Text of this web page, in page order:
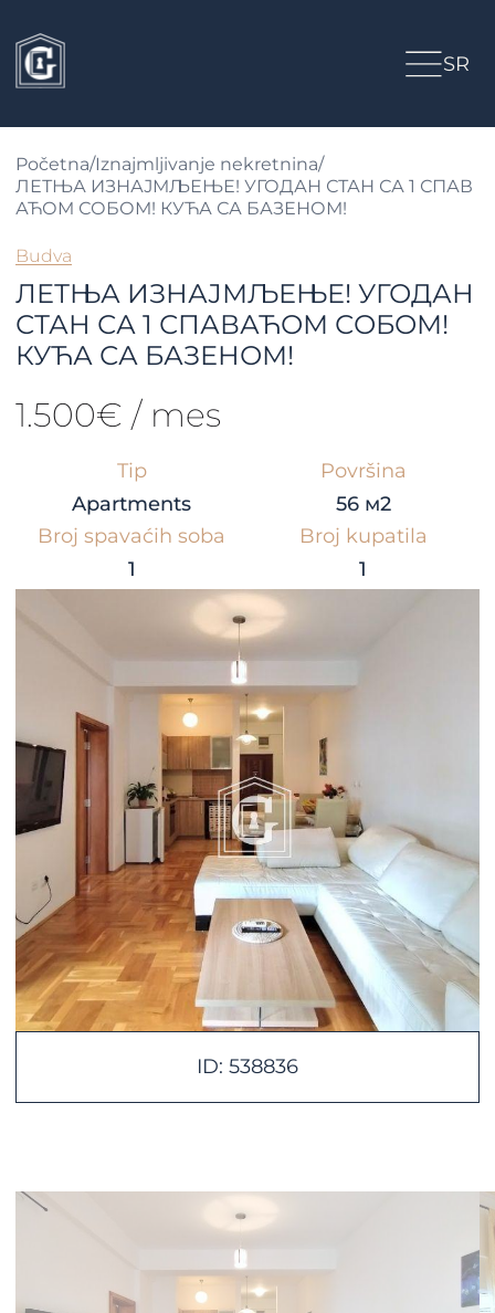
SR
Početna/Iznajmljivanje nekretnina/
ЛЕТЊА ИЗНАЈМЉЕЊЕ! УГОДАН СТАН СА 1 СПАВ
АЋОМ СОБОМ! КУЋА СА БАЗЕНОМ!
Budva
ЛЕТЊА ИЗНАЈМЉЕЊЕ! УГОДАН
СТАН СА 1 СПАВАЋОМ СОБОМ!
КУЋА СА БАЗЕНОМ!
1.500€ / mes
Tip
Apartments
Površina
56 м2
Broj spavaćih soba
1
Broj kupatila
1
ID: 538836